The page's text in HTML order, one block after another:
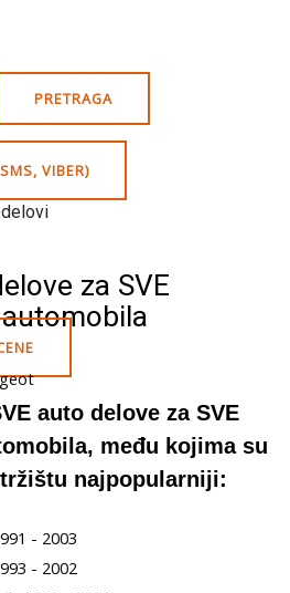
PRETRAGA
VIBER)
za SVE
auto delove za SVE
među kojima su
najpopularniji:
- 2003
- 2002